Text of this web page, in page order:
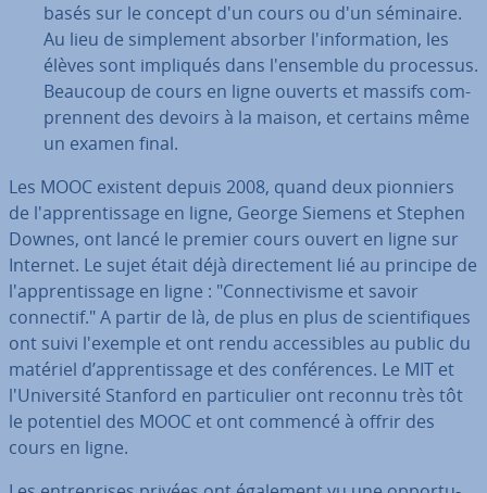
basés sur le concept d'un cours ou d'un séminaire.
Au lieu de sim­ple­ment absorber l'in­for­ma­tion, les
élèves sont impliqués dans l'en­semble du processus.
Beaucoup de cours en ligne ouverts et massifs com­
pren­nent des devoirs à la maison, et certains même
un examen final.
Les MOOC existent depuis 2008, quand deux pionniers
de l'ap­pren­tis­sage en ligne, George Siemens et Stephen
Downes, ont lancé le premier cours ouvert en ligne sur
Internet. Le sujet était déjà di­rec­te­ment lié au principe de
l'ap­pren­tis­sage en ligne : "Con­nec­ti­visme et savoir
connectif." A partir de là, de plus en plus de scien­ti­fiques
ont suivi l'exemple et ont rendu ac­ces­sibles au public du
matériel d’ap­pren­tis­sage et des con­fé­rences. Le MIT et
l'Uni­ver­sité Stanford en par­ti­cu­lier ont reconnu très tôt
le potentiel des MOOC et ont commencé à offrir des
cours en ligne.